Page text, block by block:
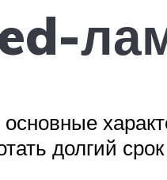
долгий